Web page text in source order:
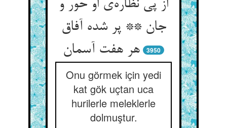
از پی نظاره‌‌ی او حور و
جان ** پر شده آفاق
3950
Onu görmek için yedi
kat gök uçtan uca
hurilerle meleklerle
dolmuştur.